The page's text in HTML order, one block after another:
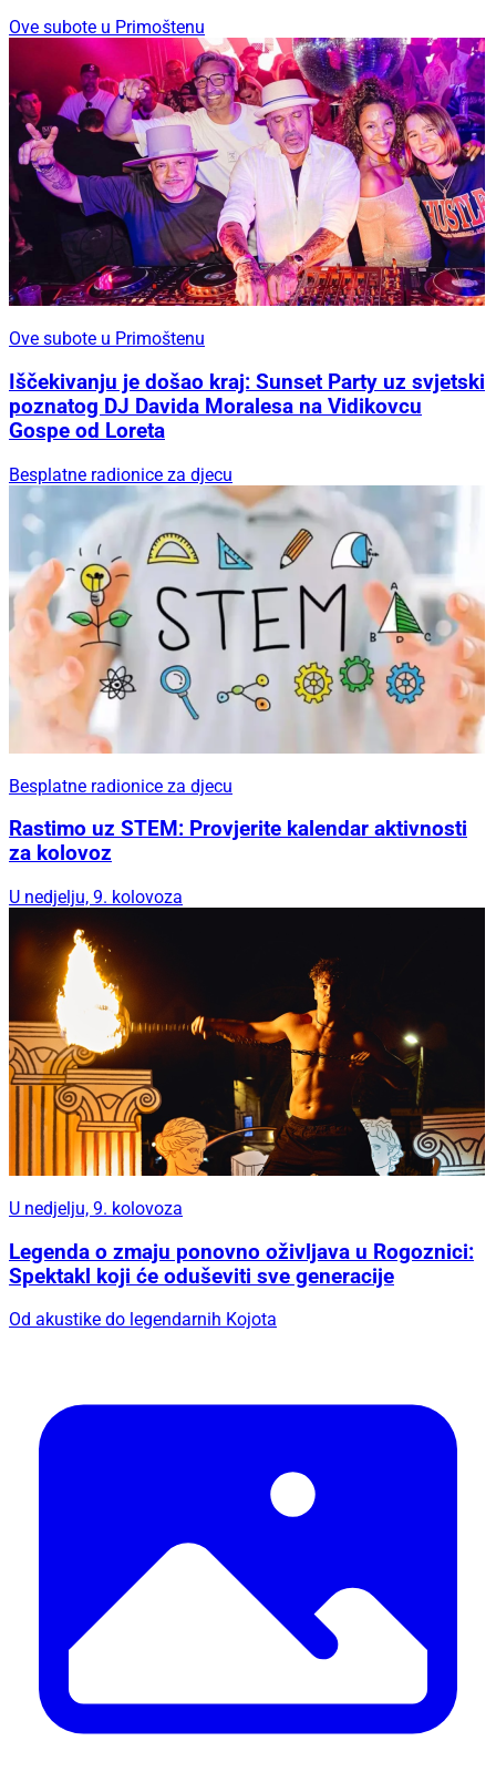
Ove subote u Primoštenu
Ove subote u Primoštenu
Iščekivanju je došao kraj: Sunset Party uz svjetski
poznatog DJ Davida Moralesa na Vidikovcu
Gospe od Loreta
Besplatne radionice za djecu
Besplatne radionice za djecu
Rastimo uz STEM: Provjerite kalendar aktivnosti
za kolovoz
U nedjelju, 9. kolovoza
U nedjelju, 9. kolovoza
Legenda o zmaju ponovno oživljava u Rogoznici:
Spektakl koji će oduševiti sve generacije
Od akustike do legendarnih Kojota